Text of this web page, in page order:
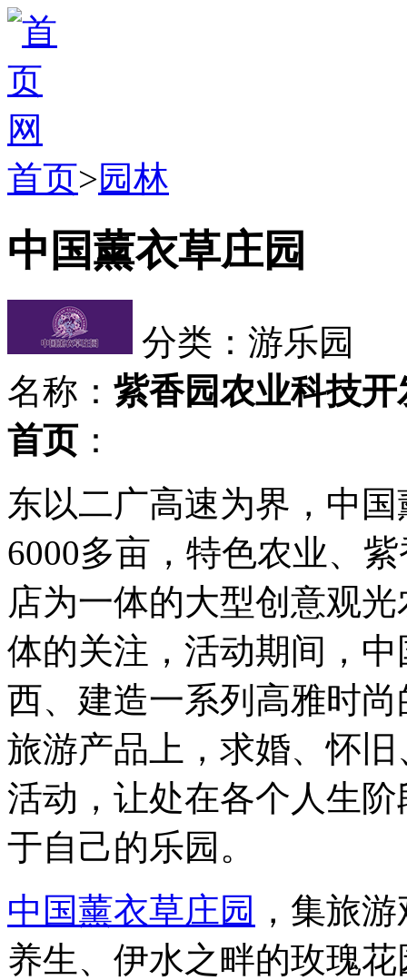
首页>园林
中国薰衣草庄园
分类：游乐园
名称： 紫香园农业科技开
首页 ：
东以二广高速为界，中
6000多亩，特色农业、
店为一体的大型创意观
体的关注，活动期间，
西、建造一系列高雅时
旅游产品上，求婚、怀
活动，让处在各个人生
于自己的乐园。
中国薰衣草庄园 ，集旅
养生、伊水之畔的玫瑰